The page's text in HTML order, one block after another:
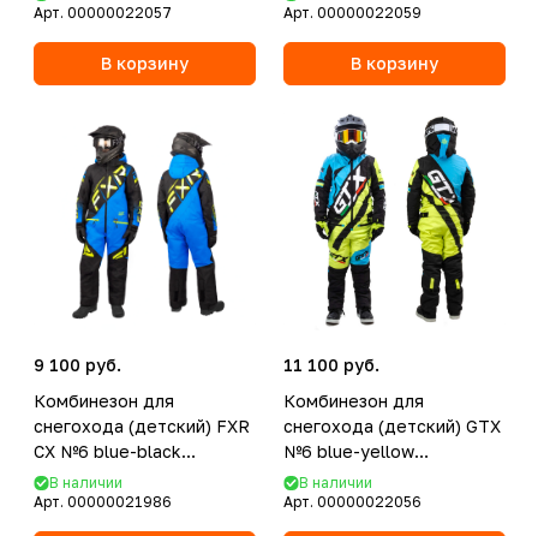
Арт. 00000022057
В корзину
Арт. 00000022059
В корзину
9 100 руб.
Комбинезон для
снегохода (детский) FXR
CX №6 blue-black
(текстиль) (14Y/158)
В наличии
Арт. 00000021986
11 100 руб.
Комбинезон для
снегохода (детский) GTX
№6 blue-yellow
(текстиль) (10Y)
В наличии
Арт. 00000022056